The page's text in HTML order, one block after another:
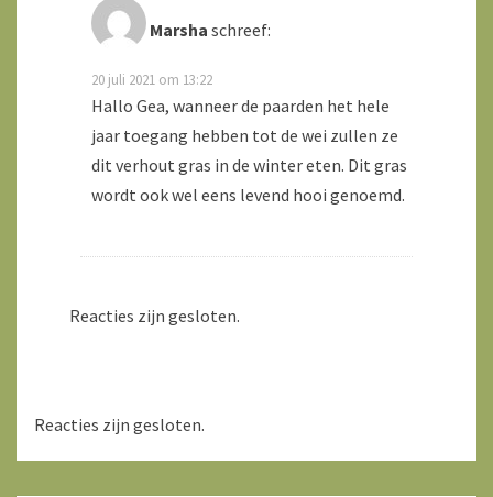
Marsha schreef:
20 juli 2021 om 13:22
Hallo Gea, wanneer de paarden het hele
jaar toegang hebben tot de wei zullen ze
dit verhout gras in de winter eten. Dit gras
wordt ook wel eens levend hooi genoemd.
Reacties zijn gesloten.
Reacties zijn gesloten.